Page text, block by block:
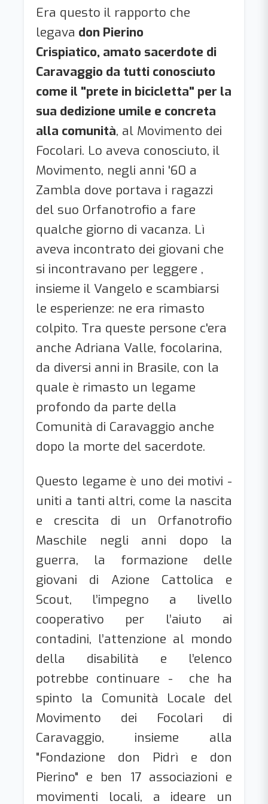
Era questo il rapporto che
legava don Pierino
Crispiatico, amato sacerdote di
Caravaggio da tutti conosciuto
come il "prete in bicicletta" per la
sua dedizione umile e concreta
alla comunità, al Movimento dei
Focolari. Lo aveva conosciuto, il
Movimento, negli anni '60 a
Zambla dove portava i ragazzi
del suo Orfanotrofio a fare
qualche giorno di vacanza. Lì
aveva incontrato dei giovani che
si incontravano per leggere ,
insieme il Vangelo e scambiarsi
le esperienze: ne era rimasto
colpito. Tra queste persone c'era
anche Adriana Valle, focolarina,
da diversi anni in Brasile, con la
quale è rimasto un legame
profondo da parte della
Comunità di Caravaggio anche
dopo la morte del sacerdote.
Questo legame è uno dei motivi -
uniti a tanti altri, come la nascita
e crescita di un Orfanotrofio
Maschile negli anni dopo la
guerra, la formazione delle
giovani di Azione Cattolica e
Scout, l’impegno a livello
cooperativo per l’aiuto ai
contadini, l’attenzione al mondo
della disabilità e l’elenco
potrebbe continuare - che ha
spinto la Comunità Locale del
Movimento dei Focolari di
Caravaggio, insieme alla
"Fondazione don Pidrì e don
Pierino" e ben 17 associazioni e
movimenti locali, a ideare un